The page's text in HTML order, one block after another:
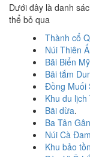
Dưới đây là danh
thể bỏ qua
Thành cổ
Núi Thiên
Bãi Biển
Bãi tắm
Đồng Muối
Khu du
Bãi dừa.
Ba Tân Gân
Núi Cà Đam
Khu bảo